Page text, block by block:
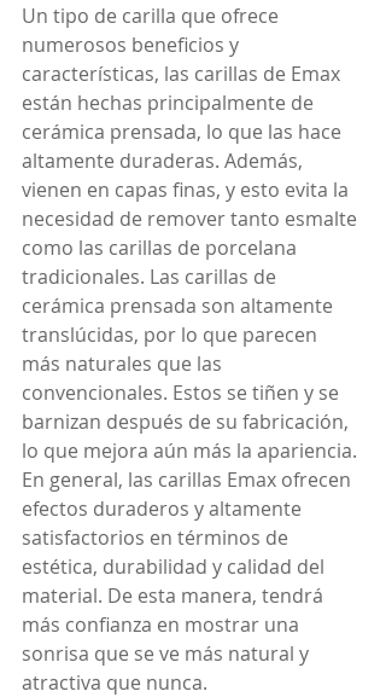
Un tipo de carilla que ofrece
numerosos beneficios y
características, las carillas de Emax
están hechas principalmente de
cerámica prensada, lo que las hace
altamente duraderas. Además,
vienen en capas finas, y esto evita la
necesidad de remover tanto esmalte
como las carillas de porcelana
tradicionales. Las carillas de
cerámica prensada son altamente
translúcidas, por lo que parecen
más naturales que las
convencionales. Estos se tiñen y se
barnizan después de su fabricación,
lo que mejora aún más la apariencia.
En general, las carillas Emax ofrecen
efectos duraderos y altamente
satisfactorios en términos de
estética, durabilidad y calidad del
material. De esta manera, tendrá
más confianza en mostrar una
sonrisa que se ve más natural y
atractiva que nunca.